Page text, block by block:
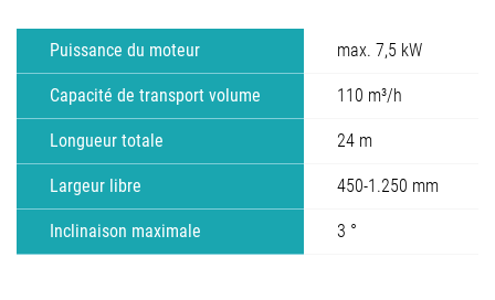
Puissance du moteur max. 7,5 kW
Capacité de transport volume 110 m³/h
Longueur totale 24 m
Largeur libre 450-1.250 mm
Inclinaison maximale 3 °